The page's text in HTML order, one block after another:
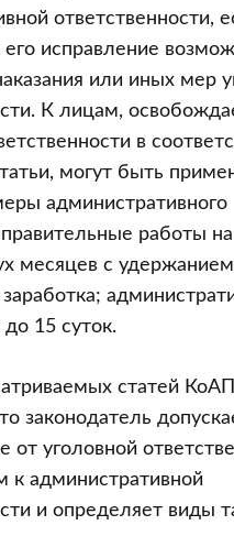
ответственности,
его исправление
или иных мер
К лицам,
в
могут быть
административного
работы
месяцев с
до 15 суток.
статей
законодатель
от уголовной
к административной
и определяет виды